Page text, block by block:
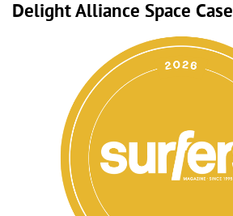
Delight Alliance Space Case